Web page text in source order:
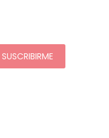
SUSCRIBIRME